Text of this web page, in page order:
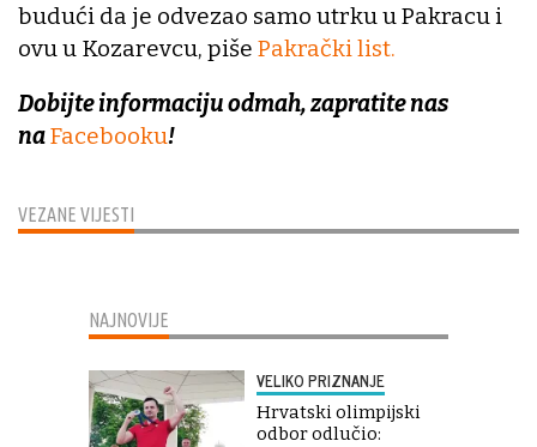
VEZANE VIJESTI
budući da je odvezao samo utrku u Pakracu i
ovu u Kozarevcu, piše Pakrački list.
Dobijte informaciju odmah, zapratite nas
naFacebooku!
NAJNOVIJE
VELIKO PRIZNANJE
Hrvatski olimpijski
odbor odlučio: